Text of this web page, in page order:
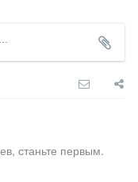
станьте первым.